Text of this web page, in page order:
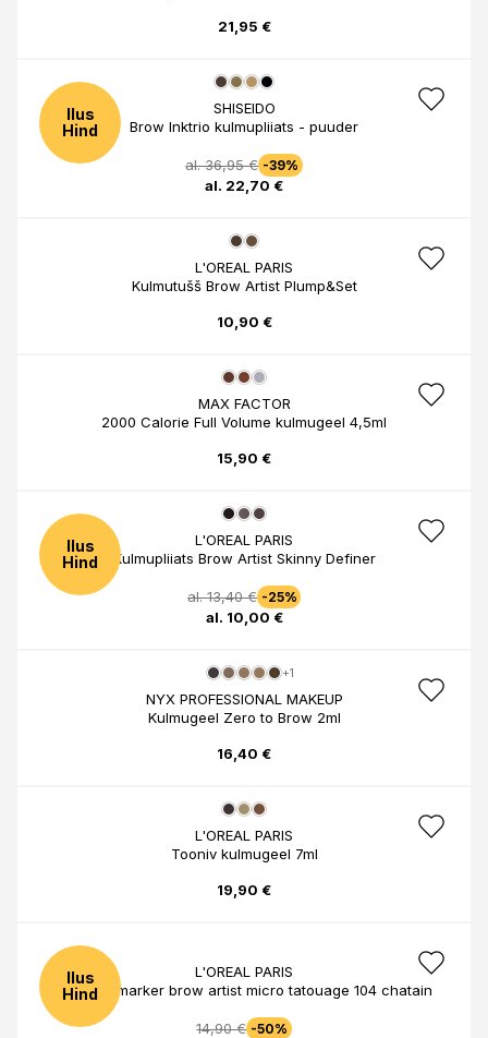
21,95 €
Ilus
Hind
SHISEIDO
Brow Inktrio kulmupliiats - puuder
al. 36,95 € -39%
al. 22,70 €
L'OREAL PARIS
Kulmutušš Brow Artist Plump&Set
10,90 €
MAX FACTOR
2000 Calorie Full Volume kulmugeel 4,5ml
15,90 €
Ilus
Hind
L'OREAL PARIS
Kulmupliiats Brow Artist Skinny Definer
al. 13,40 € -25%
al. 10,00 €
+1
NYX PROFESSIONAL MAKEUP
Kulmugeel Zero to Brow 2ml
16,40 €
L'OREAL PARIS
Tooniv kulmugeel 7ml
19,90 €
Ilus
Hind
L'OREAL PARIS
Lo kulmumarker brow artist micro tatouage 104 chatain
14,90 € -50%